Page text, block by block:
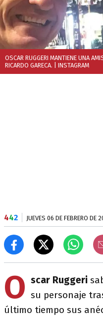
OSCAR RUGGERI MANTIENE UNA
RICARDO GARECA. | INSTAGRAM
442 JUEVES 06 DE FEBRERO DE
O scar Ruggeri
su personaje
último tiempo sus